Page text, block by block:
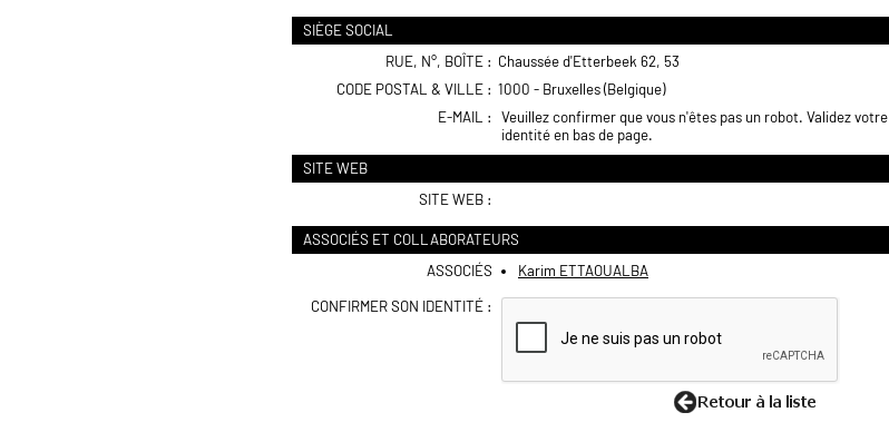
SIÈGE SOCIAL
RUE, N°, BOÎTE : Chaussée d'Etterbeek 62, 53
CODE POSTAL & VILLE : 1000 - Bruxelles (Belgique)
E-MAIL :
Veuillez confirmer que vous n'êtes pas un robot. Validez votre
identité en bas de page.
SITE WEB
SITE WEB :
ASSOCIÉS ET COLLABORATEURS
ASSOCIÉS
Karim ETTAOUALBA
CONFIRMER SON IDENTITÉ :